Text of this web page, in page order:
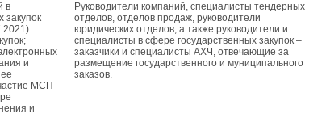
в
закупок
и
МСП
и
Руководители компаний, специалисты тендерных
отделов, отделов продаж, руководители
юридических отделов, а также руководители и
специалисты в сфере государственных закупок –
заказчики и специалисты АХЧ, отвечающие за
размещение государственного и муниципального
заказов.